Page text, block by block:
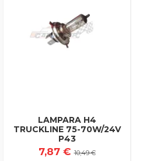
LAMPARA H4
TRUCKLINE 75-70W/24V
P43
7,87 €10,49 €